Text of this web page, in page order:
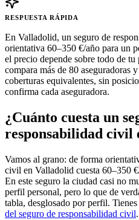
RESPUESTA RÁPIDA
En Valladolid, un seguro de
orientativa 60–350 €/año para un
el precio depende sobre todo de
compara más de 80 aseguradoras
coberturas equivalentes, sin
confirma cada aseguradora.
¿Cuánto cuesta un
responsabilidad civil
Vamos al grano: de forma
civil en Valladolid cuesta 60–350
En este seguro la ciudad casi no
perfil personal, pero lo que de
tabla, desglosado por perfil.
del seguro de responsabilidad civil.